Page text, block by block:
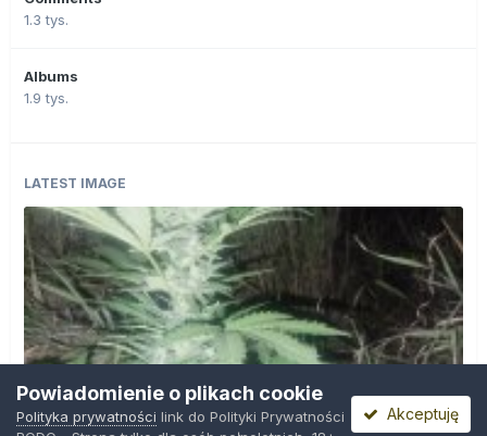
1.3 tys.
Albums
1.9 tys.
LATEST IMAGE
Powiadomienie o plikach cookie
Polityka prywatności link do Polityki Prywatności
Akceptuję